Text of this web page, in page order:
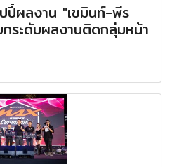
ปี้ผลงาน "เขมินท์-พีร
ระดับผลงานติดกลุ่มหน้า